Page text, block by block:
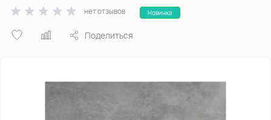
нет отзывов Новинка
Поделиться